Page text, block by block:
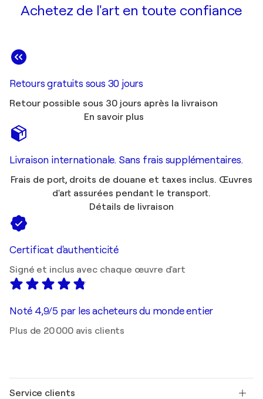
Achetez de l'art en toute confiance
Retours gratuits sous 30 jours
Retour possible sous 30 jours après la livraison
En savoir plus
Livraison internationale. Sans frais supplémentaires.
Frais de port, droits de douane et taxes inclus. Œuvres
d'art assurées pendant le transport.
Détails de livraison
Certificat d'authenticité
Signé et inclus avec chaque œuvre d'art
Noté 4,9/5 par les acheteurs du monde entier
Plus de 20 000 avis clients
Service clients